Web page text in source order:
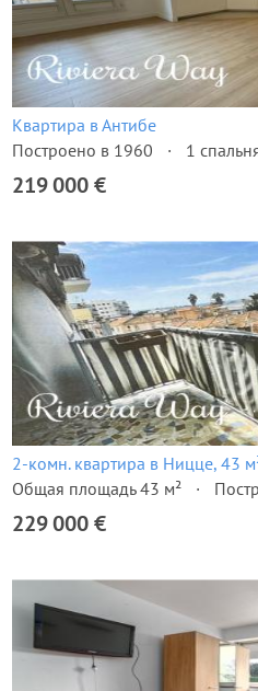
Квартира в Антибе
Построено в 1960
1
219 000 €
2-комн. квартира в Ницце, 43
Общая площадь 43 м²
229 000 €